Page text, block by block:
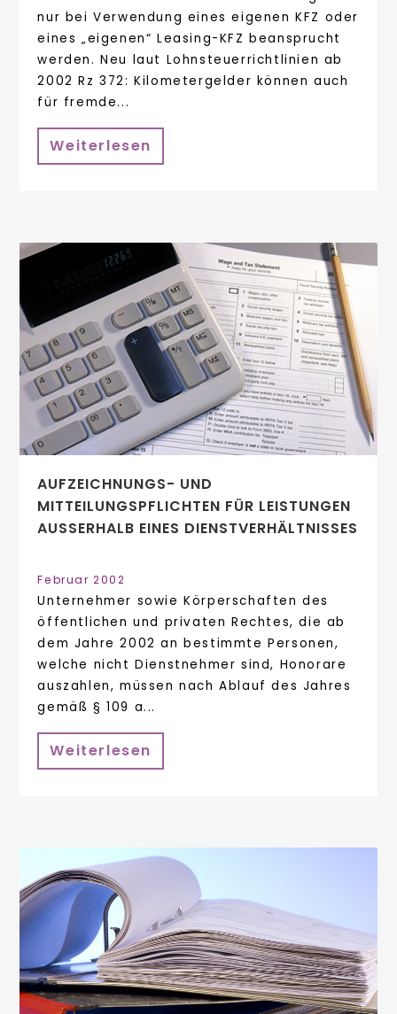
nur bei Verwendung eines eigenen KFZ oder
eines „eigenen“ Leasing-KFZ beansprucht
werden. Neu laut Lohnsteuerrichtlinien ab
2002 Rz 372: Kilometergelder können auch
für fremde...
Weiterlesen
AUFZEICHNUNGS- UND
MITTEILUNGSPFLICHTEN FÜR LEISTUNGEN
AUSSERHALB EINES DIENSTVERHÄLTNISSES
Februar 2002
Unternehmer sowie Körperschaften des
öffentlichen und privaten Rechtes, die ab
dem Jahre 2002 an bestimmte Personen,
welche nicht Dienstnehmer sind, Honorare
auszahlen, müssen nach Ablauf des Jahres
gemäß § 109 a...
Weiterlesen